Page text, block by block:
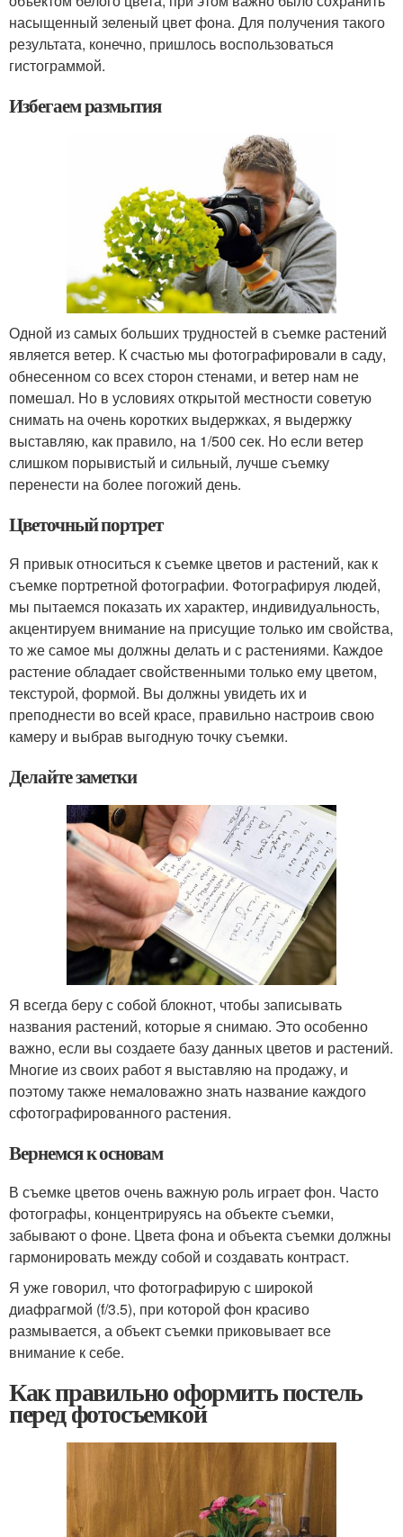
насыщенный зеленый цвет фона. Для получения такого
результата, конечно, пришлось воспользоваться
гистограммой.
Избегаем размытия
Одной из самых больших трудностей в съемке растений
является ветер. К счастью мы фотографировали в саду,
обнесенном со всех сторон стенами, и ветер нам не
помешал. Но в условиях открытой местности советую
снимать на очень коротких выдержках, я выдержку
выставляю, как правило, на 1/500 сек. Но если ветер
слишком порывистый и сильный, лучше съемку
перенести на более погожий день.
Цветочный портрет
Я привык относиться к съемке цветов и растений, как к
съемке портретной фотографии. Фотографируя людей,
мы пытаемся показать их характер, индивидуальность,
акцентируем внимание на присущие только им свойства,
то же самое мы должны делать и с растениями. Каждое
растение обладает свойственными только ему цветом,
текстурой, формой. Вы должны увидеть их и
преподнести во всей красе, правильно настроив свою
камеру и выбрав выгодную точку съемки.
Делайте заметки
Я всегда беру с собой блокнот, чтобы записывать
названия растений, которые я снимаю. Это особенно
важно, если вы создаете базу данных цветов и растений.
Многие из своих работ я выставляю на продажу, и
поэтому также немаловажно знать название каждого
сфотографированного растения.
Вернемся к основам
В съемке цветов очень важную роль играет фон. Часто
фотографы, концентрируясь на объекте съемки,
забывают о фоне. Цвета фона и объекта съемки должны
гармонировать между собой и создавать контраст.
Я уже говорил, что фотографирую с широкой
диафрагмой (f/3.5), при которой фон красиво
размывается, а объект съемки приковывает все
внимание к себе.
Как правильно оформить постель
перед фотосъемкой